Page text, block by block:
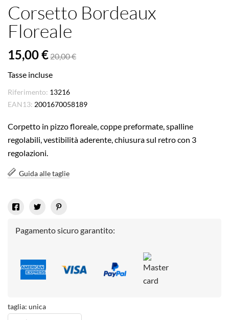
Corsetto Bordeaux
Floreale
15,00 €20,00 €
Tasse incluse
Riferimento: 13216
EAN13: 2001670058189
Corpetto in pizzo floreale, coppe preformate, spalline
regolabili, vestibilità aderente, chiusura sul retro con 3
regolazioni.
Guida alle taglie
Pagamento sicuro garantito:
taglia: unica